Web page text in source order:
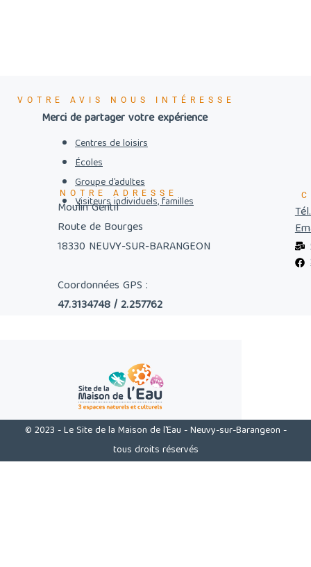
VOTRE AVIS NOUS INTÉRESSE
Merci de partager votre expérience
Centres de loisirs
Écoles
Groupe d’adultes
Visiteurs individuels, familles
NOTRE ADRESSE
Moulin Gentil
Route de Bourges
18330 NEUVY-SUR-BARANGEON
Coordonnées GPS :
47.3134748 / 2.257762
© 2023 - Le Site de la Maison de l'Eau - Neuvy-sur-Barangeon -
tous droits réservés